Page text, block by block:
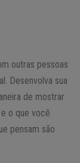
outras pessoas
Desenvolva sua
de mostrar
o que você
pensam são